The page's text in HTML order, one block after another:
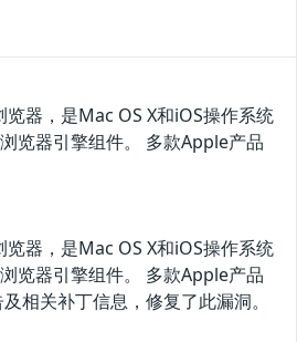
器，是Mac OS X和iOS操作系统
览器引擎组件。 多款Apple产品
器，是Mac OS X和iOS操作系统
览器引擎组件。 多款Apple产品
相关补丁信息，修复了此漏洞。